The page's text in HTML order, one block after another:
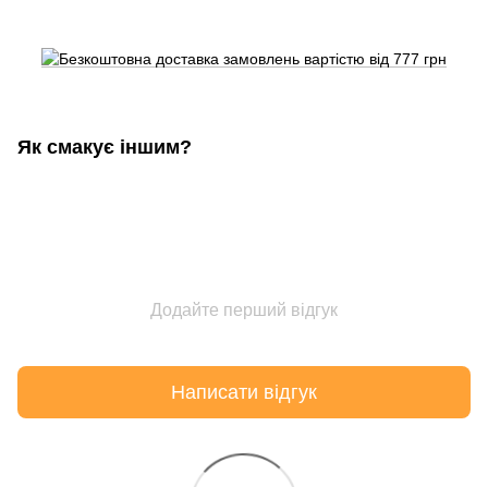
Як смакує іншим?
Додайте перший відгук
Написати відгук